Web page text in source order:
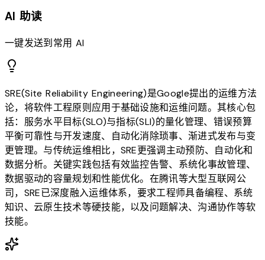
AI 助读
一键发送到常用 AI
SRE(Site Reliability Engineering)是Google提出的运维方法
论，将软件工程原则应用于基础设施和运维问题。其核心包
括：服务水平目标(SLO)与指标(SLI)的量化管理、错误预算
平衡可靠性与开发速度、自动化消除琐事、渐进式发布与变
更管理。与传统运维相比，SRE更强调主动预防、自动化和
数据分析。关键实践包括有效监控告警、系统化事故管理、
数据驱动的容量规划和性能优化。在腾讯等大型互联网公
司，SRE已深度融入运维体系，要求工程师具备编程、系统
知识、云原生技术等硬技能，以及问题解决、沟通协作等软
技能。